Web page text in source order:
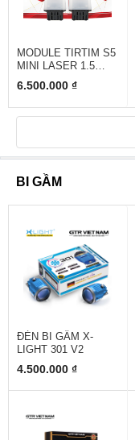
MODULE TIRTIM S5
MINI LASER 1.5
INCH
6.500.000 ₫
BI GẦM
ĐÈN BI GẦM X-
LIGHT 301 V2
4.500.000 ₫